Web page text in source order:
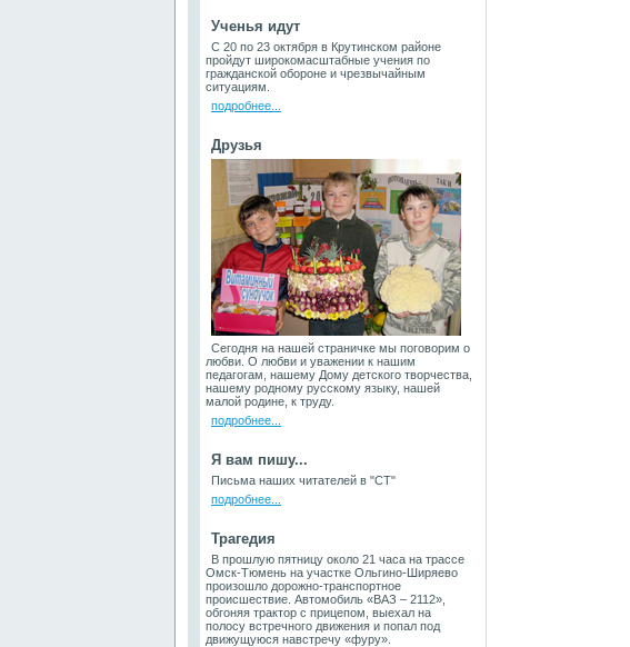
Ученья идут
С 20 по 23 октября в Крутинском районе
пройдут широкомасштабные учения по
гражданской обороне и чрезвычайным
ситуациям.
подробнее...
Друзья
Сегодня на нашей страничке мы поговорим о
любви. О любви и уважении к нашим
педагогам, нашему Дому детского творчества,
нашему родному русскому языку, нашей
малой родине, к труду.
подробнее...
Я вам пишу...
Письма наших читателей в "СТ"
подробнее...
Трагедия
В прошлую пятницу около 21 часа на трассе
Омск-Тюмень на участке Ольгино-Ширяево
произошло дорожно-транспортное
происшествие. Автомобиль «ВАЗ – 2112»,
обгоняя трактор с прицепом, выехал на
полосу встречного движения и попал под
движущуюся навстречу «фуру».